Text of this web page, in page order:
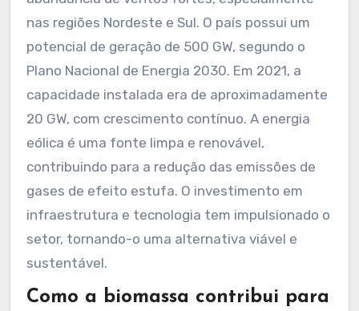
nas regiões Nordeste e Sul. O país possui um
potencial de geração de 500 GW, segundo o
Plano Nacional de Energia 2030. Em 2021, a
capacidade instalada era de aproximadamente
20 GW, com crescimento contínuo. A energia
eólica é uma fonte limpa e renovável,
contribuindo para a redução das emissões de
gases de efeito estufa. O investimento em
infraestrutura e tecnologia tem impulsionado o
setor, tornando-o uma alternativa viável e
sustentável.
Como a biomassa contribui para